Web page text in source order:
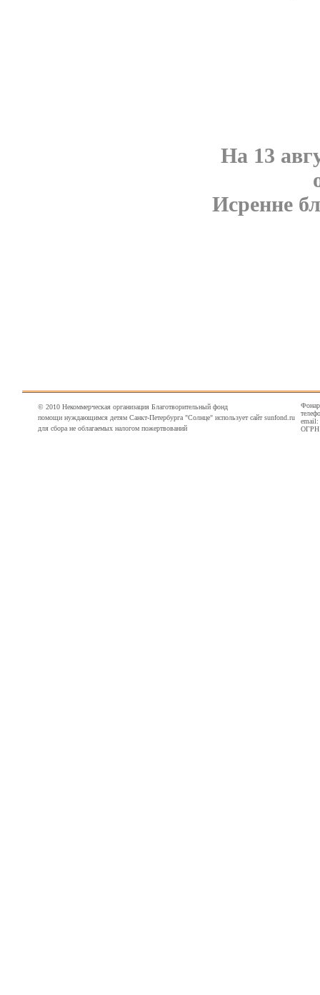
На 13
Исренне
© 2010 Некоммерческая организация Благотворительный фонд
помощи нуждающимся детям Санкт-Петербурга "Солнце" использует сайт sunfond.ru
для сбора не облагаемых налогом пожертвований
email:
ОГРН